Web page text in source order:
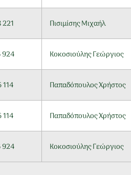
Πισιμίσης Μιχαήλ
924 Κοκοσιούλης Γεώργιος
Παπαδόπουλος Χρήστος
Παπαδόπουλος Χρήστος
924 Κοκοσιούλης Γεώργιος